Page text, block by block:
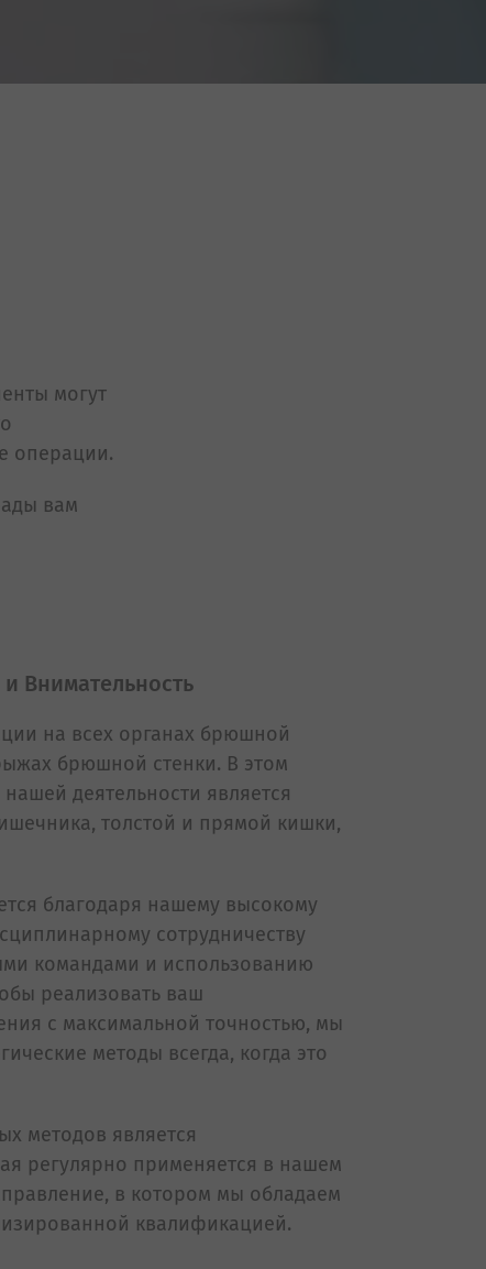
могут
операции.
вам
Внимательность
на всех органах брюшной
брюшной стенки. В этом
деятельности является
толстой и прямой кишки,
благодаря нашему высокому
сотрудничеству
командами и использованию
реализовать ваш
с максимальной точностью, мы
методы всегда, когда это
методов является
регулярно применяется в нашем
в котором мы обладаем
квалификацией.